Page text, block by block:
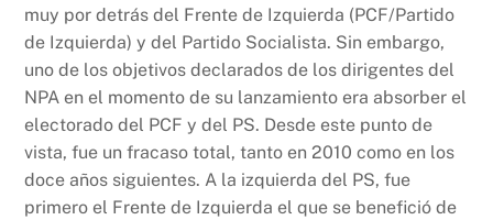
muy por detrás del Frente de Izquierda (PCF/Partido
de Izquierda) y del Partido Socialista. Sin embargo,
uno de los objetivos declarados de los dirigentes del
NPA en el momento de su lanzamiento era absorber el
electorado del PCF y del PS. Desde este punto de
vista, fue un fracaso total, tanto en 2010 como en los
doce años siguientes. A la izquierda del PS, fue
primero el Frente de Izquierda el que se benefició de